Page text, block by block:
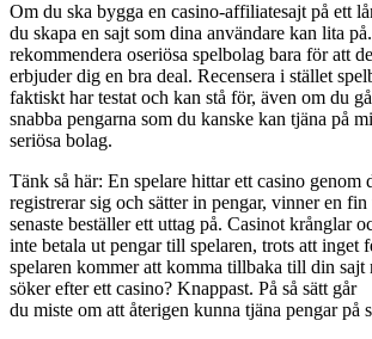
Om du ska bygga en casino-affiliatesajt på ett
du skapa en sajt som dina användare kan lita
rekommendera oseriösa spelbolag bara för att de
erbjuder dig en bra deal. Recensera i stället
faktiskt har testat och kan stå för, även om du
snabba pengarna som du kanske kan tjäna på
seriösa bolag.
Tänk så här: En spelare hittar ett casino genom
registrerar sig och sätter in pengar, vinner en
senaste beställer ett uttag på. Casinot krånglar
inte betala ut pengar till spelaren, trots att inget
spelaren kommer att komma tillbaka till din sajt
söker efter ett casino? Knappast. På så sätt går
du miste om att återigen kunna tjäna pengar på